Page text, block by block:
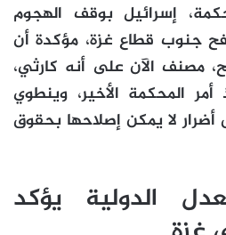
إسرائيل بوقف الهجوم
جنوب قطاع غزة، مؤكدة أن
مصنف الآن على أنه كارثي،
المحكمة الأخير، وينطوي
لا يمكن إصلاحها بحقوق
الدولية يؤكد